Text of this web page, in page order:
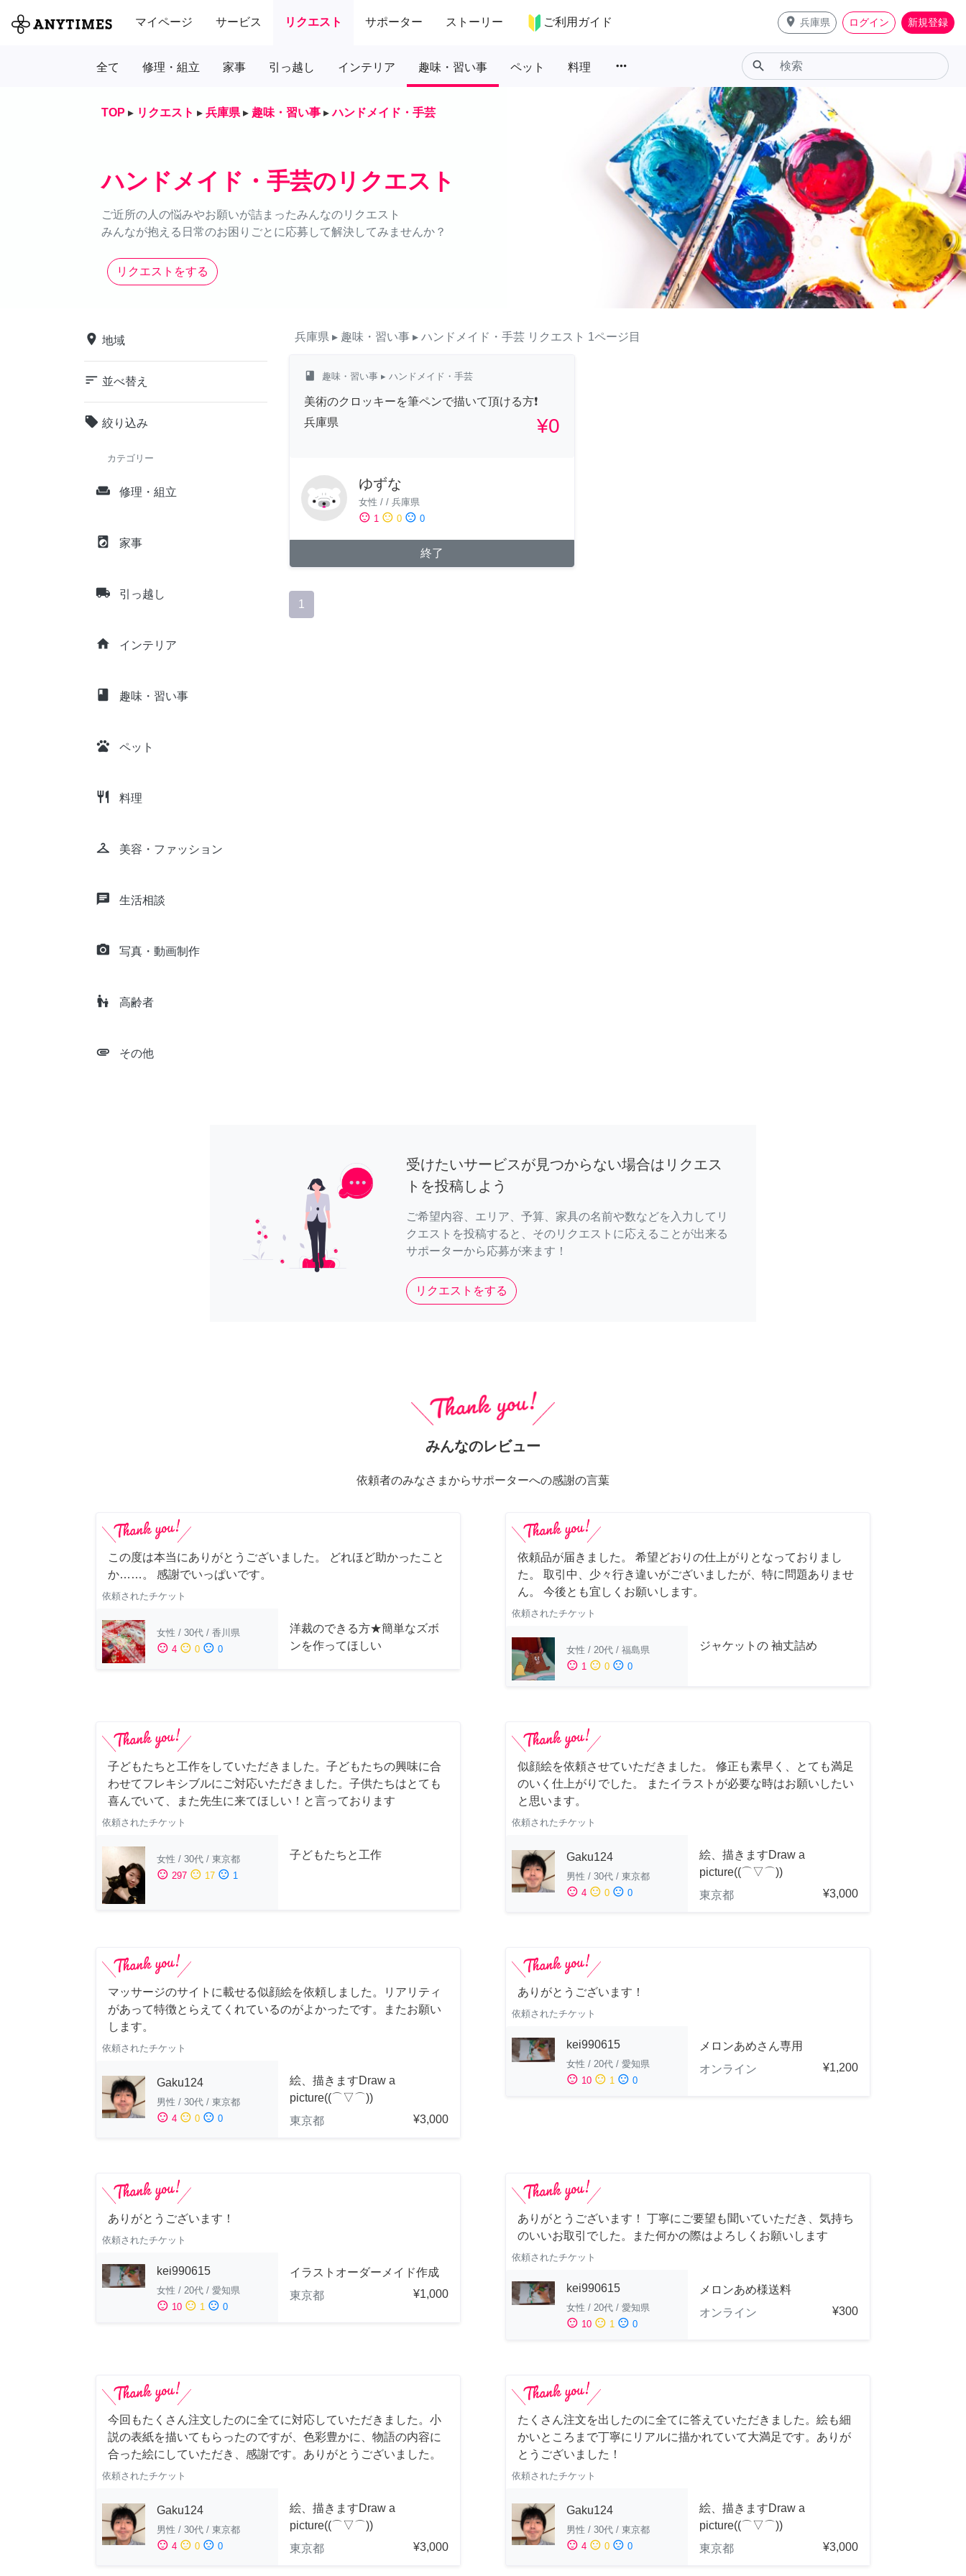
マイページ サービス リクエスト サポーター ストーリー ご利用ガイド place 兵庫県 ログイン 新規登録
全て 修理・組立 家事 引っ越し インテリア 趣味・習い事 ペット 料理 more_horiz search
TOP ▸ リクエスト ▸ 兵庫県 ▸ 趣味・習い事 ▸ ハンドメイド・手芸
ハンドメイド・手芸のリクエスト
ご近所の人の悩みやお願いが詰まったみんなのリクエスト
みんなが抱える日常のお困りごとに応募して解決してみませんか？
リクエストをする
place 地域
sort 並べ替え
local_offer 絞り込み
カテゴリー
weekend 修理・組立
local_laundry_service 家事
local_shipping 引っ越し
home インテリア
class 趣味・習い事
pets ペット
restaurant 料理
checkroom 美容・ファッション
chat 生活相談
camera_alt 写真・動画制作
escalator_warning 高齢者
attachment その他
兵庫県 ▸ 趣味・習い事 ▸ ハンドメイド・手芸 リクエスト 1ページ目
class 趣味・習い事 ▸ ハンドメイド・手芸
美術のクロッキーを筆ペンで描いて頂ける方❗️
兵庫県
¥0
ゆずな
女性 / / 兵庫県
sentiment_satisfied 1 sentiment_neutral 0 sentiment_dissatisfied 0
終了
1
受けたいサービスが見つからない場合はリクエス
トを投稿しよう
ご希望内容、エリア、予算、家具の名前や数などを入力してリ
クエストを投稿すると、そのリクエストに応えることが出来る
サポーターから応募が来ます！
リクエストをする
みんなのレビュー
依頼者のみなさまからサポーターへの感謝の言葉
この度は本当にありがとうございました。 どれほど助かったこと
か……。 感謝でいっぱいです。
依頼されたチケット
女性 / 30代 / 香川県
sentiment_satisfied 4 sentiment_neutral 0 sentiment_dissatisfied 0
洋裁のできる方★簡単なズボ
ンを作ってほしい
依頼品が届きました。 希望どおりの仕上がりとなっておりまし
た。 取引中、少々行き違いがございましたが、特に問題ありませ
ん。 今後とも宜しくお願いします。
依頼されたチケット
女性 / 20代 / 福島県
sentiment_satisfied 1 sentiment_neutral 0 sentiment_dissatisfied 0
ジャケットの 袖丈詰め
子どもたちと工作をしていただきました。子どもたちの興味に合
わせてフレキシブルにご対応いただきました。子供たちはとても
喜んでいて、また先生に来てほしい！と言っております
依頼されたチケット
女性 / 30代 / 東京都
sentiment_satisfied 297 sentiment_neutral 17 sentiment_dissatisfied 1
子どもたちと工作
似顔絵を依頼させていただきました。 修正も素早く、とても満足
のいく仕上がりでした。 またイラストが必要な時はお願いしたい
と思います。
依頼されたチケット
Gaku124
男性 / 30代 / 東京都
sentiment_satisfied 4 sentiment_neutral 0 sentiment_dissatisfied 0
絵、描きますDraw a
picture((⌒▽⌒))
東京都
¥3,000
マッサージのサイトに載せる似顔絵を依頼しました。リアリティ
があって特徴とらえてくれているのがよかったです。またお願い
します。
依頼されたチケット
Gaku124
男性 / 30代 / 東京都
sentiment_satisfied 4 sentiment_neutral 0 sentiment_dissatisfied 0
絵、描きますDraw a
picture((⌒▽⌒))
東京都
¥3,000
ありがとうございます！
依頼されたチケット
kei990615
女性 / 20代 / 愛知県
sentiment_satisfied 10 sentiment_neutral 1 sentiment_dissatisfied 0
メロンあめさん専用
オンライン
¥1,200
ありがとうございます！
依頼されたチケット
kei990615
女性 / 20代 / 愛知県
sentiment_satisfied 10 sentiment_neutral 1 sentiment_dissatisfied 0
イラストオーダーメイド作成
東京都
¥1,000
ありがとうございます！ 丁寧にご要望も聞いていただき、気持ち
のいいお取引でした。また何かの際はよろしくお願いします
依頼されたチケット
kei990615
女性 / 20代 / 愛知県
sentiment_satisfied 10 sentiment_neutral 1 sentiment_dissatisfied 0
メロンあめ様送料
オンライン
¥300
今回もたくさん注文したのに全てに対応していただきました。小
説の表紙を描いてもらったのですが、色彩豊かに、物語の内容に
合った絵にしていただき、感謝です。ありがとうございました。
依頼されたチケット
Gaku124
男性 / 30代 / 東京都
sentiment_satisfied 4 sentiment_neutral 0 sentiment_dissatisfied 0
絵、描きますDraw a
picture((⌒▽⌒))
東京都
¥3,000
たくさん注文を出したのに全てに答えていただきました。絵も細
かいところまで丁寧にリアルに描かれていて大満足です。ありが
とうございました！
依頼されたチケット
Gaku124
男性 / 30代 / 東京都
sentiment_satisfied 4 sentiment_neutral 0 sentiment_dissatisfied 0
絵、描きますDraw a
picture((⌒▽⌒))
東京都
¥3,000